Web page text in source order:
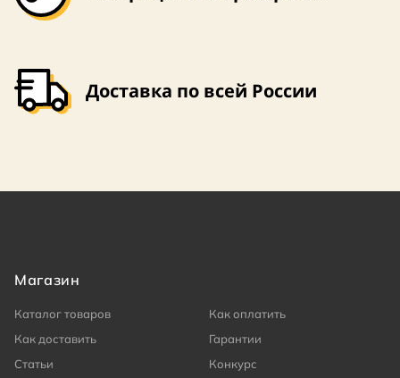
Доставка по всей России
Магазин
Каталог товаров
Как оплатить
Как доставить
Гарантии
Статьи
Конкурс